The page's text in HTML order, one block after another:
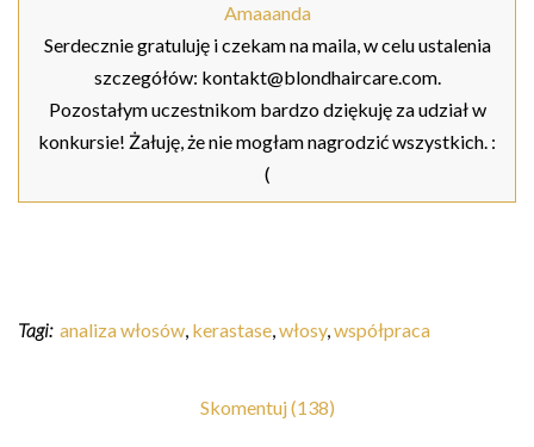
Amaaanda
Serdecznie gratuluję i czekam na maila, w celu ustalenia
szczegółów: kontakt@blondhaircare.com.
Pozostałym uczestnikom bardzo dziękuję za udział w
konkursie! Żałuję, że nie mogłam nagrodzić wszystkich. :
(
Tagi: analiza włosów, kerastase,włosy,współpraca
Skomentuj (138)